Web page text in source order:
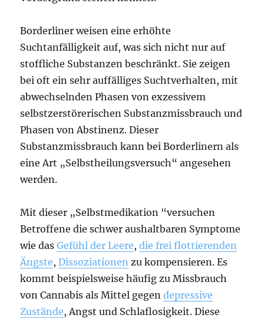
Borderliner weisen eine erhöhte
Suchtanfälligkeit auf, was sich nicht nur auf
stoffliche Substanzen beschränkt. Sie zeigen
bei oft ein sehr auffälliges Suchtverhalten, mit
abwechselnden Phasen von exzessivem
selbstzerstörerischen Substanzmissbrauch und
Phasen von Abstinenz. Dieser
Substanzmissbrauch kann bei Borderlinern als
eine Art „Selbstheilungsversuch“ angesehen
werden.
Mit dieser „Selbstmedikation “versuchen
Betroffene die schwer aushaltbaren Symptome
wie dasGefühl der Leere,die frei flottierenden
Ängste,Dissoziationen zu kompensieren. Es
kommt beispielsweise häufig zu Missbrauch
von Cannabis als Mittel gegendepressive
Zustände, Angst und Schlaflosigkeit. Diese